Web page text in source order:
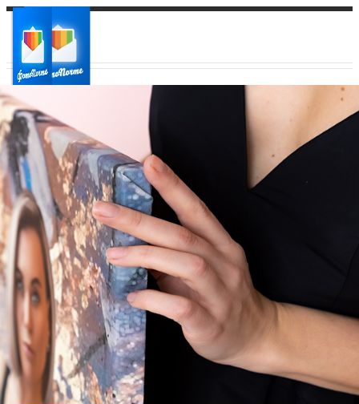
Ваш город:
Ваш регион доставки
Выберите из списка: